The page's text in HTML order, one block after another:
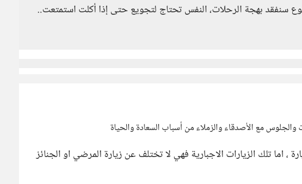
بهجة الرحلات، النفس تحتاج لتجويع حتى إذا أكلت استمتعت..
مع الأصدقاء والزملاء من أسباب السعادة والحياة
، اما تلك الزيارات الاجبارية فهي لا تختلف عن زيارة المرضي او الجنائز